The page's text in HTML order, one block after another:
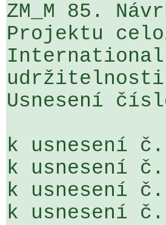
ZM_M 85.
Projektu
International
Usnesení
k usnesení č.
k usnesení č.
k usnesení č.
k usnesení č.